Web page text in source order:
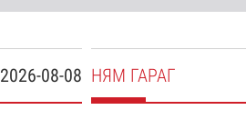
2026-08-08 НЯМ ГАРАГ